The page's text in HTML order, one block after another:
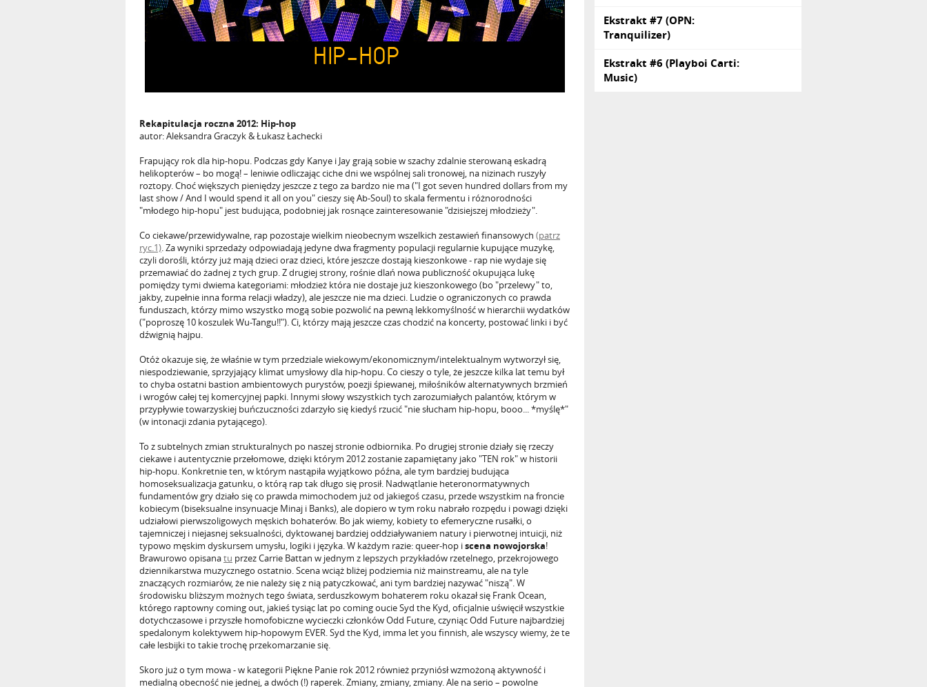
Rekapitulacja roczna 2012: Hip-hop
autor: Aleksandra Graczyk & Łukasz Łachecki
Frapujący rok dla hip-hopu. Podczas gdy Kanye i Jay grają sobie w szachy zdalnie sterowaną eskadrą
helikopterów – bo mogą! – leniwie odliczając ciche dni we wspólnej sali tronowej, na nizinach ruszyły
roztopy. Choć większych pieniędzy jeszcze z tego za bardzo nie ma ("I got seven hundred dollars from my
last show / And I would spend it all on you" cieszy się Ab-Soul) to skala fermentu i różnorodności
"młodego hip-hopu" jest budująca, podobniej jak rosnące zainteresowanie "dzisiejszej młodzieży".
Co ciekawe/przewidywalne, rap pozostaje wielkim nieobecnym wszelkich zestawień finansowych (patrz
ryc.1). Za wyniki sprzedaży odpowiadają jedyne dwa fragmenty populacji regularnie kupujące muzykę,
czyli dorośli, którzy już mają dzieci oraz dzieci, które jeszcze dostają kieszonkowe - rap nie wydaje się
przemawiać do żadnej z tych grup. Z drugiej strony, rośnie dlań nowa publiczność okupująca lukę
pomiędzy tymi dwiema kategoriami: młodzież która nie dostaje już kieszonkowego (bo "przelewy" to,
jakby, zupełnie inna forma relacji władzy), ale jeszcze nie ma dzieci. Ludzie o ograniczonych co prawda
funduszach, którzy mimo wszystko mogą sobie pozwolić na pewną lekkomyślność w hierarchii wydatków
("poproszę 10 koszulek Wu-Tangu!!"). Ci, którzy mają jeszcze czas chodzić na koncerty, postować linki i być
dźwignią hajpu.
Otóż okazuje się, że właśnie w tym przedziale wiekowym/ekonomicznym/intelektualnym wytworzył się,
niespodziewanie, sprzyjający klimat umysłowy dla hip-hopu. Co cieszy o tyle, że jeszcze kilka lat temu był
to chyba ostatni bastion ambientowych purystów, poezji śpiewanej, miłośników alternatywnych brzmień
i wrogów całej tej komercyjnej papki. Innymi słowy wszystkich tych zarozumiałych palantów, którym w
przypływie towarzyskiej buńczuczności zdarzyło się kiedyś rzucić "nie słucham hip-hopu, booo... *myślę*"
(w intonacji zdania pytającego).
To z subtelnych zmian strukturalnych po naszej stronie odbiornika. Po drugiej stronie działy się rzeczy
ciekawe i autentycznie przełomowe, dzięki którym 2012 zostanie zapamiętany jako "TEN rok" w historii
hip-hopu. Konkretnie ten, w którym nastąpiła wyjątkowo późna, ale tym bardziej budująca
homoseksualizacja gatunku, o którą rap tak długo się prosił. Nadwątlanie heteronormatywnych
fundamentów gry działo się co prawda mimochodem już od jakiegoś czasu, przede wszystkim na froncie
kobiecym (biseksualne insynuacje Minaj i Banks), ale dopiero w tym roku nabrało rozpędu i powagi dzięki
udziałowi pierwszoligowych męskich bohaterów. Bo jak wiemy, kobiety to efemeryczne rusałki, o
tajemniczej i niejasnej seksualności, dyktowanej bardziej oddziaływaniem natury i pierwotnej intuicji, niż
typowo męskim dyskursem umysłu, logiki i języka. W każdym razie: queer-hop iscena nowojorska!
Brawurowo opisanatu przez Carrie Battan w jednym z lepszych przykładów rzetelnego, przekrojowego
dziennikarstwa muzycznego ostatnio. Scena wciąż bliżej podziemia niż mainstreamu, ale na tyle
znaczących rozmiarów, że nie należy się z nią patyczkować, ani tym bardziej nazywać "niszą". W
środowisku bliższym możnych tego świata, serduszkowym bohaterem roku okazał się Frank Ocean,
którego raptowny coming out, jakieś tysiąc lat po coming oucie Syd the Kyd, oficjalnie uświęcił wszystkie
dotychczasowe i przyszłe homofobiczne wycieczki członków Odd Future, czyniąc Odd Future najbardziej
spedalonym kolektywem hip-hopowym EVER. Syd the Kyd, imma let you finnish, ale wszyscy wiemy, że te
całe lesbijki to takie trochę przekomarzanie się.
Skoro już o tym mowa - w kategorii Piękne Panie rok 2012 również przyniósł wzmożoną aktywność i
medialną obecność nie jednej, a dwóch (!) raperek. Zmiany, zmiany, zmiany. Ale na serio – powolne
Ekstrakt #7 (OPN:
Tranquilizer)
Ekstrakt #6 (Playboi Carti:
Music)